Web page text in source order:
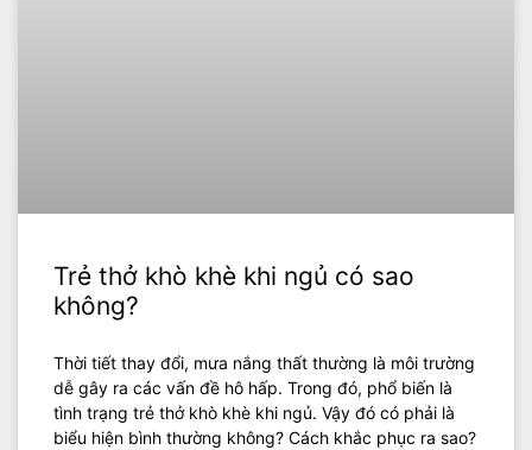
Trẻ thở khò khè khi ngủ có sao
không?
Thời tiết thay đổi, mưa nắng thất thường là môi trường
dễ gây ra các vấn đề hô hấp. Trong đó, phổ biến là
tình trạng trẻ thở khò khè khi ngủ. Vậy đó có phải là
biểu hiện bình thường không? Cách khắc phục ra sao?